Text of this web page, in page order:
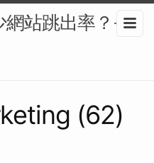
站跳出率？-
(62)